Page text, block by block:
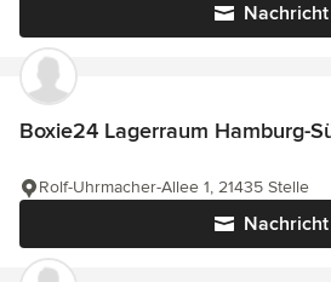
Nachricht
Boxie24 Lagerraum Hamburg-
Nachricht
Rolf-Uhrmacher-Allee 1, 21435 Stelle